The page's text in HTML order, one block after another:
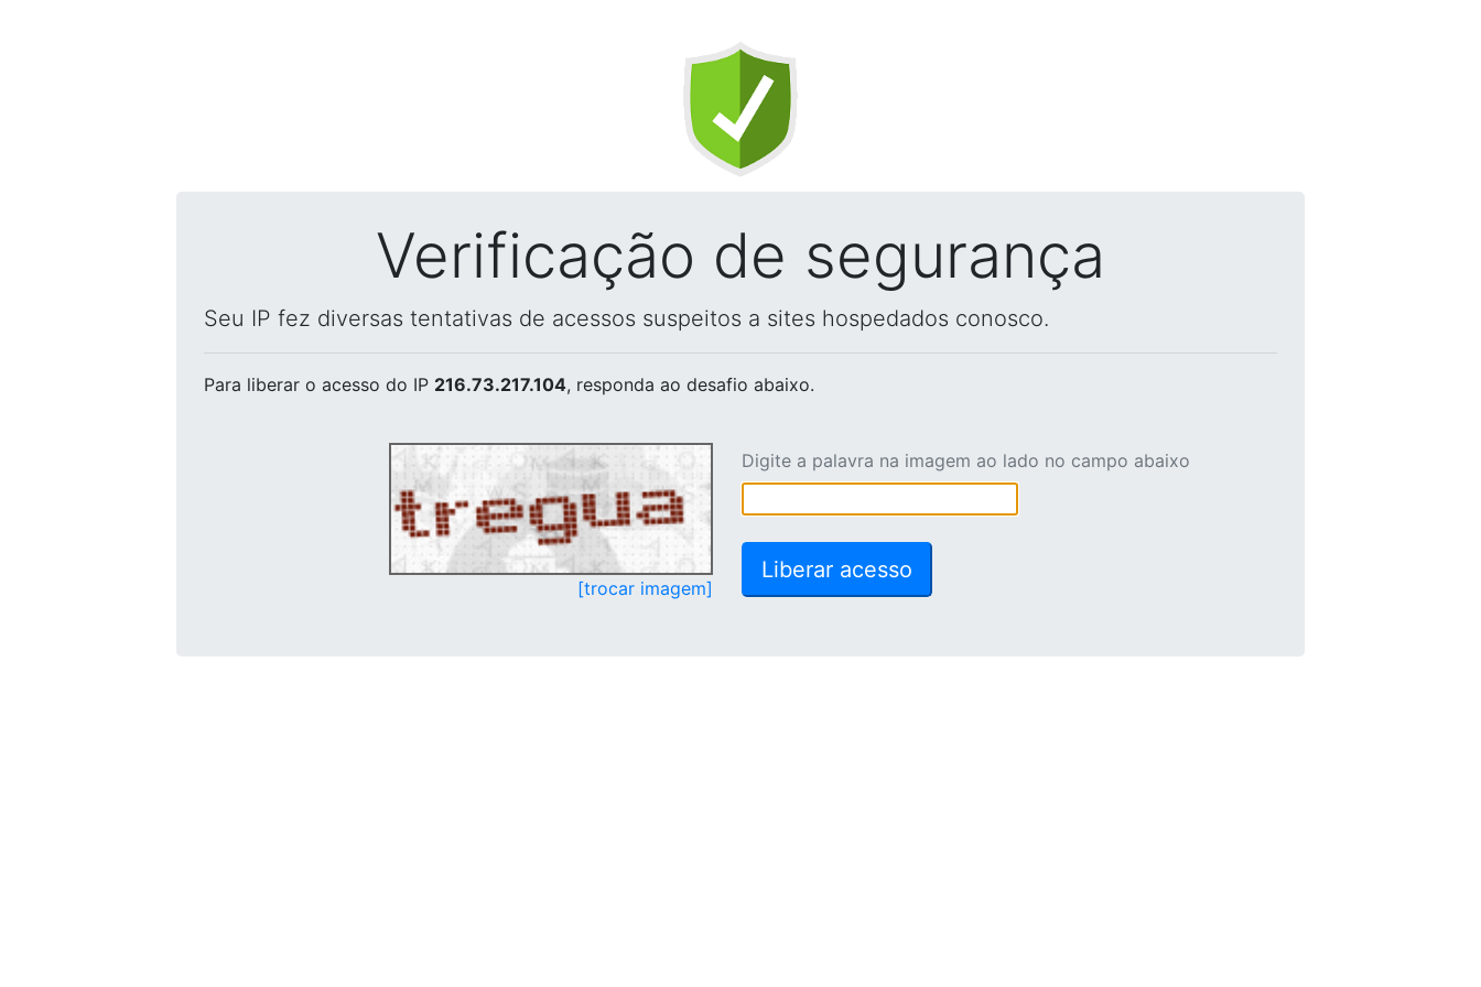
Verificação de segurança
Seu IP fez diversas tentativas de acessos suspeitos a sites hospedados conosco.
Para liberar o acesso do IP 216.73.217.104, responda ao desafio abaixo.
[trocar imagem]
Digite a palavra na imagem ao lado no campo abaixo